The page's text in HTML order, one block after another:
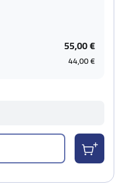
55,00 €
44,00 €